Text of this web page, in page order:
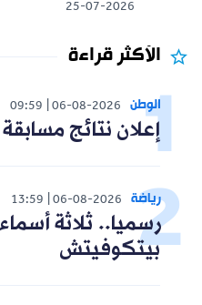
25-07-2026
الأكثر قراءة
الوطن 06-08-2026
09:59
إعلان نتائج مسابقة
رياضة 06-08-2026
13:59
رسميا.. ثلاثة
بيتكوفيتش